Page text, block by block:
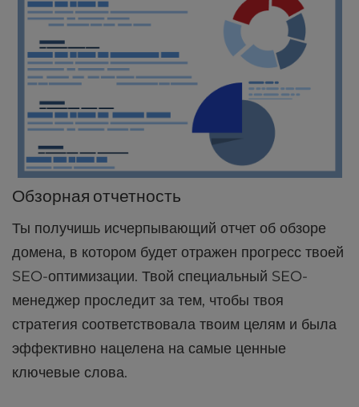
Обзорная отчетность
Ты получишь исчерпывающий отчет об обзоре
домена, в котором будет отражен прогресс твоей
SEO-оптимизации. Твой специальный SEO-
менеджер проследит за тем, чтобы твоя
стратегия соответствовала твоим целям и была
эффективно нацелена на самые ценные
ключевые слова.